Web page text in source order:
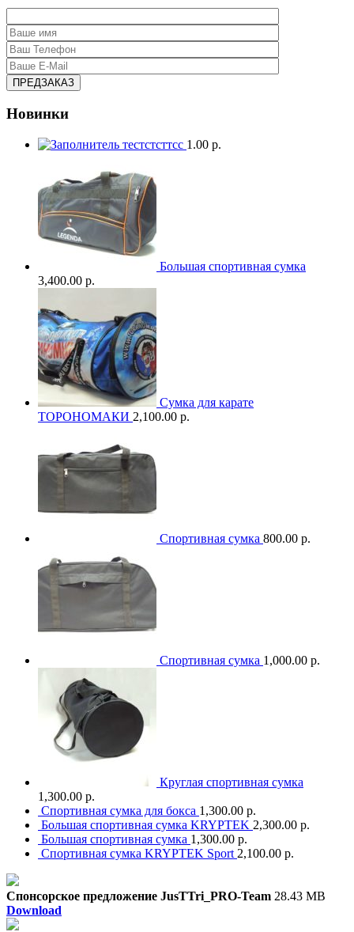
Новинки
тестстсттсс 1.00 р.
Большая спортивная сумка
3,400.00 р.
Сумка для карате
ТОРОНОМАКИ 2,100.00 р.
Спортивная сумка 800.00 р.
Спортивная сумка 1,000.00 р.
Круглая спортивная сумка
1,300.00 р.
Спортивная сумка для бокса 1,300.00 р.
Большая спортивная сумка KRYPTEK 2,300.00 р.
Большая спортивная сумка 1,300.00 р.
Спортивная сумка KRYPTEK Sport 2,100.00 р.
Спонсорское предложение JusTTri_PRO-Team 28.43 MB
Download